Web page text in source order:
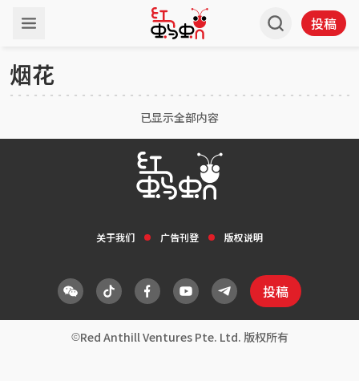
投稿
烟花
已显示全部内容
关于我们 广告刊登 版权说明
投稿
Red Anthill Ventures Pte. Ltd. 版权所有